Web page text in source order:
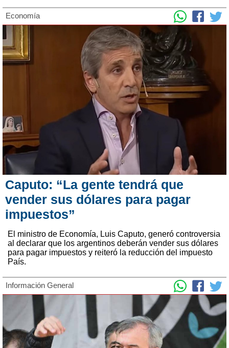
Economía
Caputo: “La gente tendrá que
vender sus dólares para pagar
impuestos”
El ministro de Economía, Luis Caputo, generó controversia
al declarar que los argentinos deberán vender sus dólares
para pagar impuestos y reiteró la reducción del impuesto
País.
Información General